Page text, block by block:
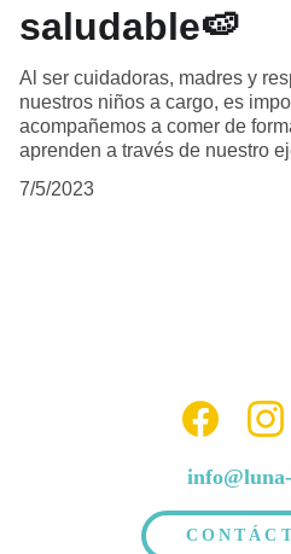
saludable🍉
Al ser cuidadoras, madres y
nuestros niños a cargo, es
acompañemos a comer de
aprenden a través de nuestro
7/5/2023